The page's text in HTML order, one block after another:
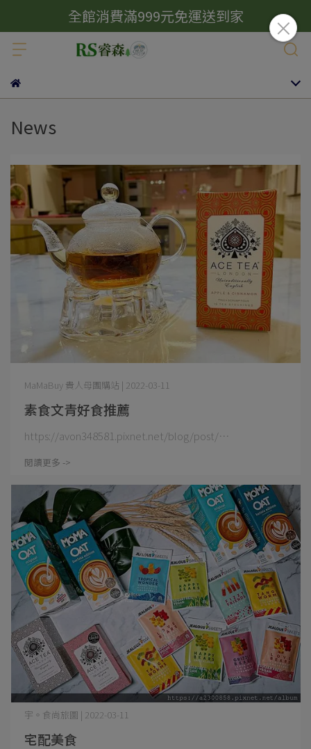
全館消費滿999元免運送到家
News
素食文青好食推薦
MaMaBuy 貴人母團購站 | 2022-03-11
https://avon348581.pixnet.net/blog/post/⋯
閱讀更多 ->
宅配美食
宇。食尚旅圖 | 2022-03-11